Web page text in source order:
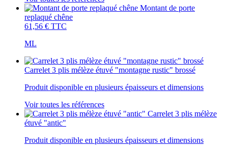
Montant de porte
replaqué chêne
61,56 € TTC
ML
Carrelet 3 plis mélèze étuvé "montagne rustic" brossé
Produit disponible en plusieurs épaisseurs et dimensions
Voir toutes les références
Carrelet 3 plis mélèze
étuvé "antic"
Produit disponible en plusieurs épaisseurs et dimensions